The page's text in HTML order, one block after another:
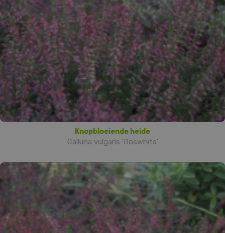
Knopbloeiende heide
Calluna vulgaris 'Roswhita'